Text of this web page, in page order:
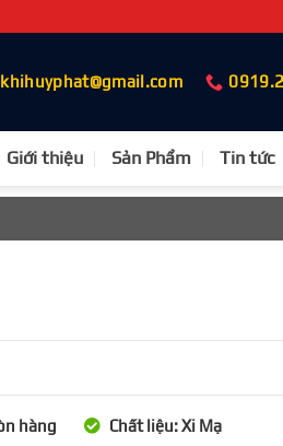
Giới thiệu Sản Phẩm Tin tức
hàng Chất liệu: Xi Mạ